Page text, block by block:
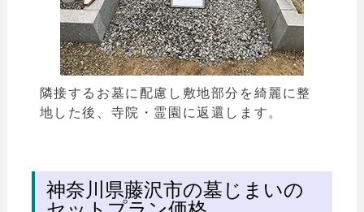
隣接するお墓に配慮し敷地部分を綺麗に整
地した後、寺院・霊園に返還します。
神奈川県藤沢市の墓じまいの